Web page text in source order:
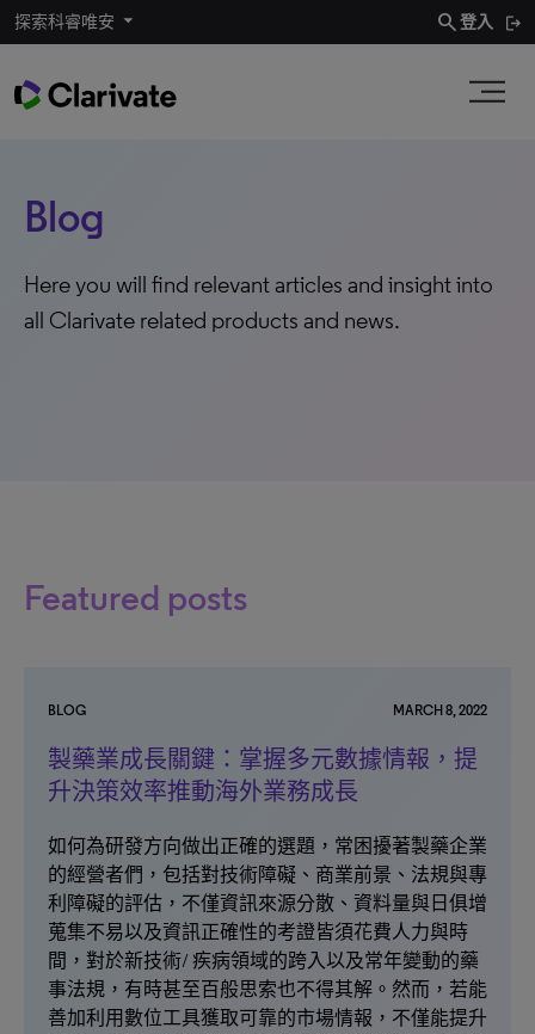
探索科睿唯安 search登入
Blog
Here you will find relevant articles and insight into
all Clarivate related products and news.
Featured posts
BLOG MARCH 8, 2022
製藥業成長關鍵：掌握多元數據情報，提
升決策效率推動海外業務成長
如何為研發方向做出正確的選題，常困擾著製藥企業
的經營者們，包括對技術障礙、商業前景、法規與專
利障礙的評估，不僅資訊來源分散、資料量與日俱增
蒐集不易以及資訊正確性的考證皆須花費人力與時
間，對於新技術/ 疾病領域的跨入以及常年變動的藥
事法規，有時甚至百般思索也不得其解。然而，若能
善加利用數位工具獲取可靠的市場情報，不僅能提升